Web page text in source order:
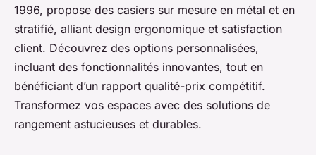
Emy•12 novembre 2025•7 min de lecture
1996, propose des casiers sur mesure en métal et en
stratifié, alliant design ergonomique et satisfaction
client. Découvrez des options personnalisées,
incluant des fonctionnalités innovantes, tout en
bénéficiant d’un rapport qualité-prix compétitif.
Transformez vos espaces avec des solutions de
rangement astucieuses et durables.